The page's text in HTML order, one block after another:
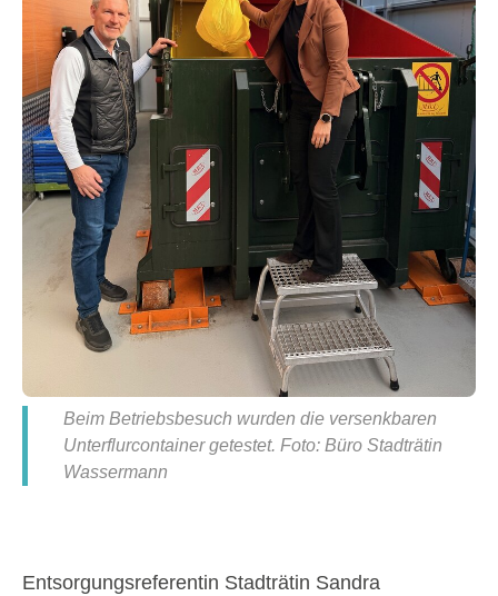
Beim Betriebsbesuch wurden die versenkbaren
Unterflurcontainer getestet. Foto: Büro Stadträtin
Wassermann
Entsorgungsreferentin Stadträtin Sandra